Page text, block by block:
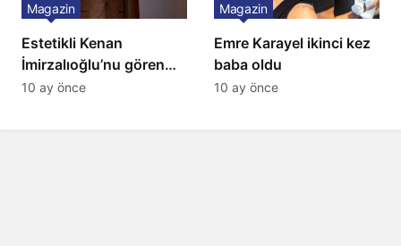
Estetikli Kenan
İmirzalıoğlu’nu gören
tanıyamıyor: Son hali
Magazin
10 ay önce
Emre Karayel ikinci kez
baba oldu
Magazin
10 ay önce